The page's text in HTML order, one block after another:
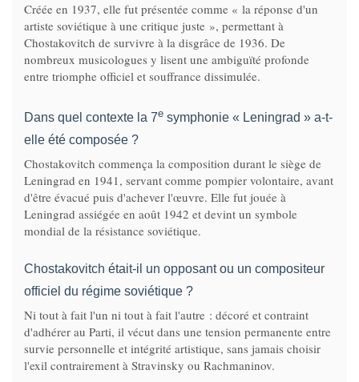
Créée en 1937, elle fut présentée comme « la réponse d'un
artiste soviétique à une critique juste », permettant à
Chostakovitch de survivre à la disgrâce de 1936. De
nombreux musicologues y lisent une ambiguïté profonde
entre triomphe officiel et souffrance dissimulée.
Dans quel contexte la 7e symphonie « Leningrad » a-t-
elle été composée ?
Chostakovitch commença la composition durant le siège de
Leningrad en 1941, servant comme pompier volontaire, avant
d'être évacué puis d'achever l'œuvre. Elle fut jouée à
Leningrad assiégée en août 1942 et devint un symbole
mondial de la résistance soviétique.
Chostakovitch était-il un opposant ou un compositeur
officiel du régime soviétique ?
Ni tout à fait l'un ni tout à fait l'autre : décoré et contraint
d'adhérer au Parti, il vécut dans une tension permanente entre
survie personnelle et intégrité artistique, sans jamais choisir
l'exil contrairement à Stravinsky ou Rachmaninov.